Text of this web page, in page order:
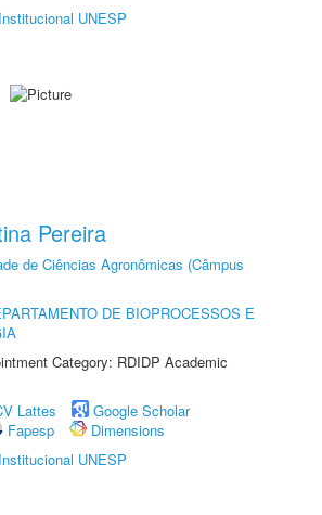
UNESP
Pereira
de Ciências Agronômicas (Câmpus
DE BIOPROCESSOS E
Category: RDIDP Academic
Lattes
Google Scholar
Fapesp
Dimensions
UNESP